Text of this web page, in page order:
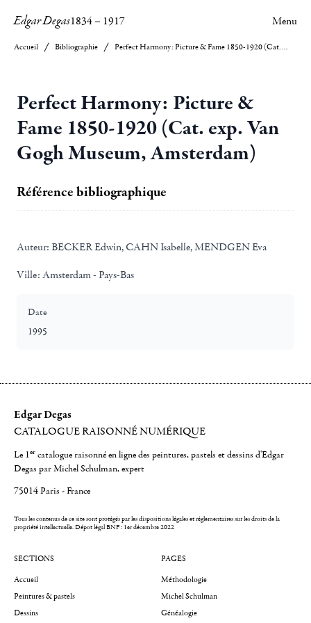
Edgar Degas1834– 1917 Menu
Accueil Bibliographie Perfect Harmony: Picture & Fame 1850-1920 (Cat. exp. Van Gogh Museum, Amsterdam)
Perfect Harmony: Picture &
Fame 1850-1920 (Cat. exp. Van
Gogh Museum, Amsterdam)
Référence bibliographique
Auteur: BECKER Edwin, CAHN Isabelle, MENDGEN Eva
Ville: Amsterdam - Pays-Bas
Date
1995
Edgar Degas
CATALOGUE RAISONNÉ NUMÉRIQUE
Le 1er catalogue raisonné en ligne des peintures, pastels et dessins d'Edgar
Degas par Michel Schulman, expert
75014 Paris - France
Tous les contenus de ce site sont protégés par les dispositions légales et réglementaires sur les droits de la
propriété intellectuelle.Dépot légal BNF : 1er décembre 2022
SECTIONS
Accueil
Peintures & pastels
Dessins
PAGES
Méthodologie
Michel Schulman
Généalogie